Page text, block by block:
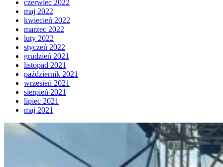
czerwiec 2022
maj 2022
kwiecień 2022
marzec 2022
luty 2022
styczeń 2022
grudzień 2021
listopad 2021
październik 2021
wrzesień 2021
sierpień 2021
lipiec 2021
maj 2021